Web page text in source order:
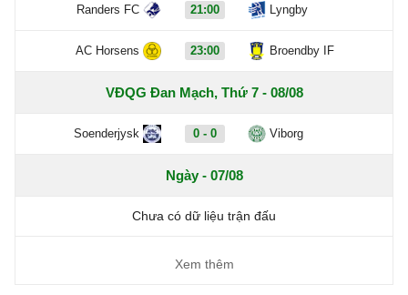
Randers FC 21:00 Lyngby
AC Horsens 23:00 Broendby IF
VĐQG Đan Mạch, Thứ 7 - 08/08
Soenderjysk 0 - 0 Viborg
Ngày - 07/08
Chưa có dữ liệu trận đấu
Xem thêm